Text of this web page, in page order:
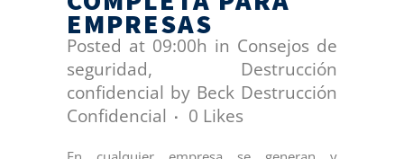
EMPRESAS
Posted at 09:00h in Consejos de
seguridad, Destrucción
confidencial by Beck Destrucción
Confidencial
0 Likes